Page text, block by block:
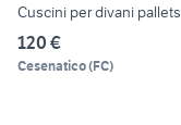
Cuscini per divani pallets
120 €
Cesenatico(FC)